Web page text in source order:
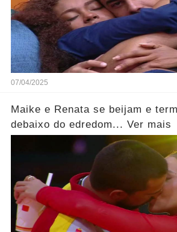
07/04/2025
Maike e Renata se beijam e
debaixo do edredom... Ver mais